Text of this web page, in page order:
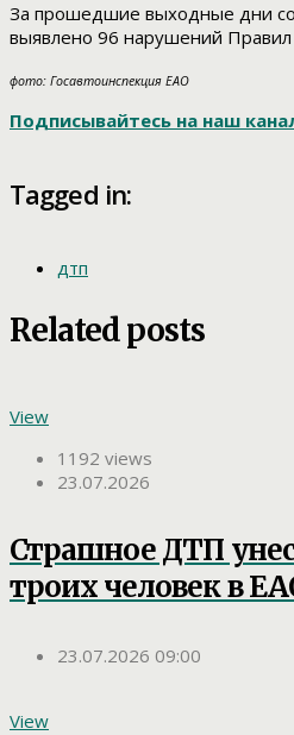
За прошедшие выходные дни
выявлено 96 нарушений
фото: Госавтоинспекция ЕАО
Подписывайтесь на наш
Tagged in:
дтп
Related posts
View
1192 views
23.07.2026
Страшное ДТП
троих человек в
23.07.2026 09:00
View